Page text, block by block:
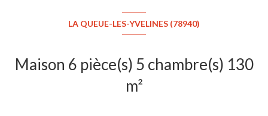
LA QUEUE-LES-YVELINES (78940)
Maison 6 pièce(s) 5 chambre(s) 130
m²